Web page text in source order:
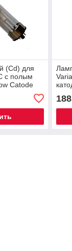
(Cd) для
с полым
Catode